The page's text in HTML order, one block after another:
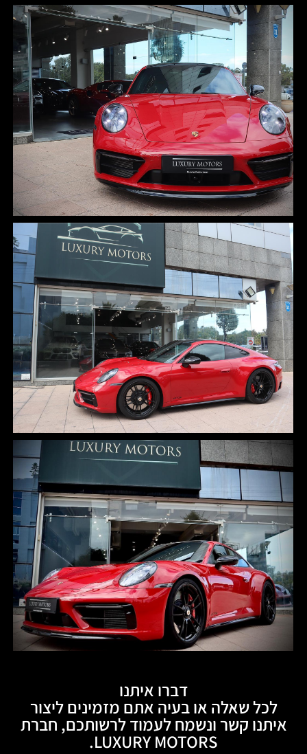
דברו איתנו
לכל שאלה או בעיה אתם מזמינים ליצור
איתנו קשר ונשמח לעמוד לרשותכם, חברת
LUXURY MOTORS.